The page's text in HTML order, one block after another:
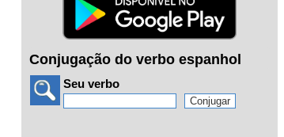
Conjugação do verbo espanhol
Seu verbo